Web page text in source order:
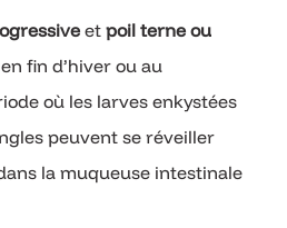
et poil terne ou
fin d’hiver ou au
où les larves enkystées
peuvent se réveiller
la muqueuse intestinale